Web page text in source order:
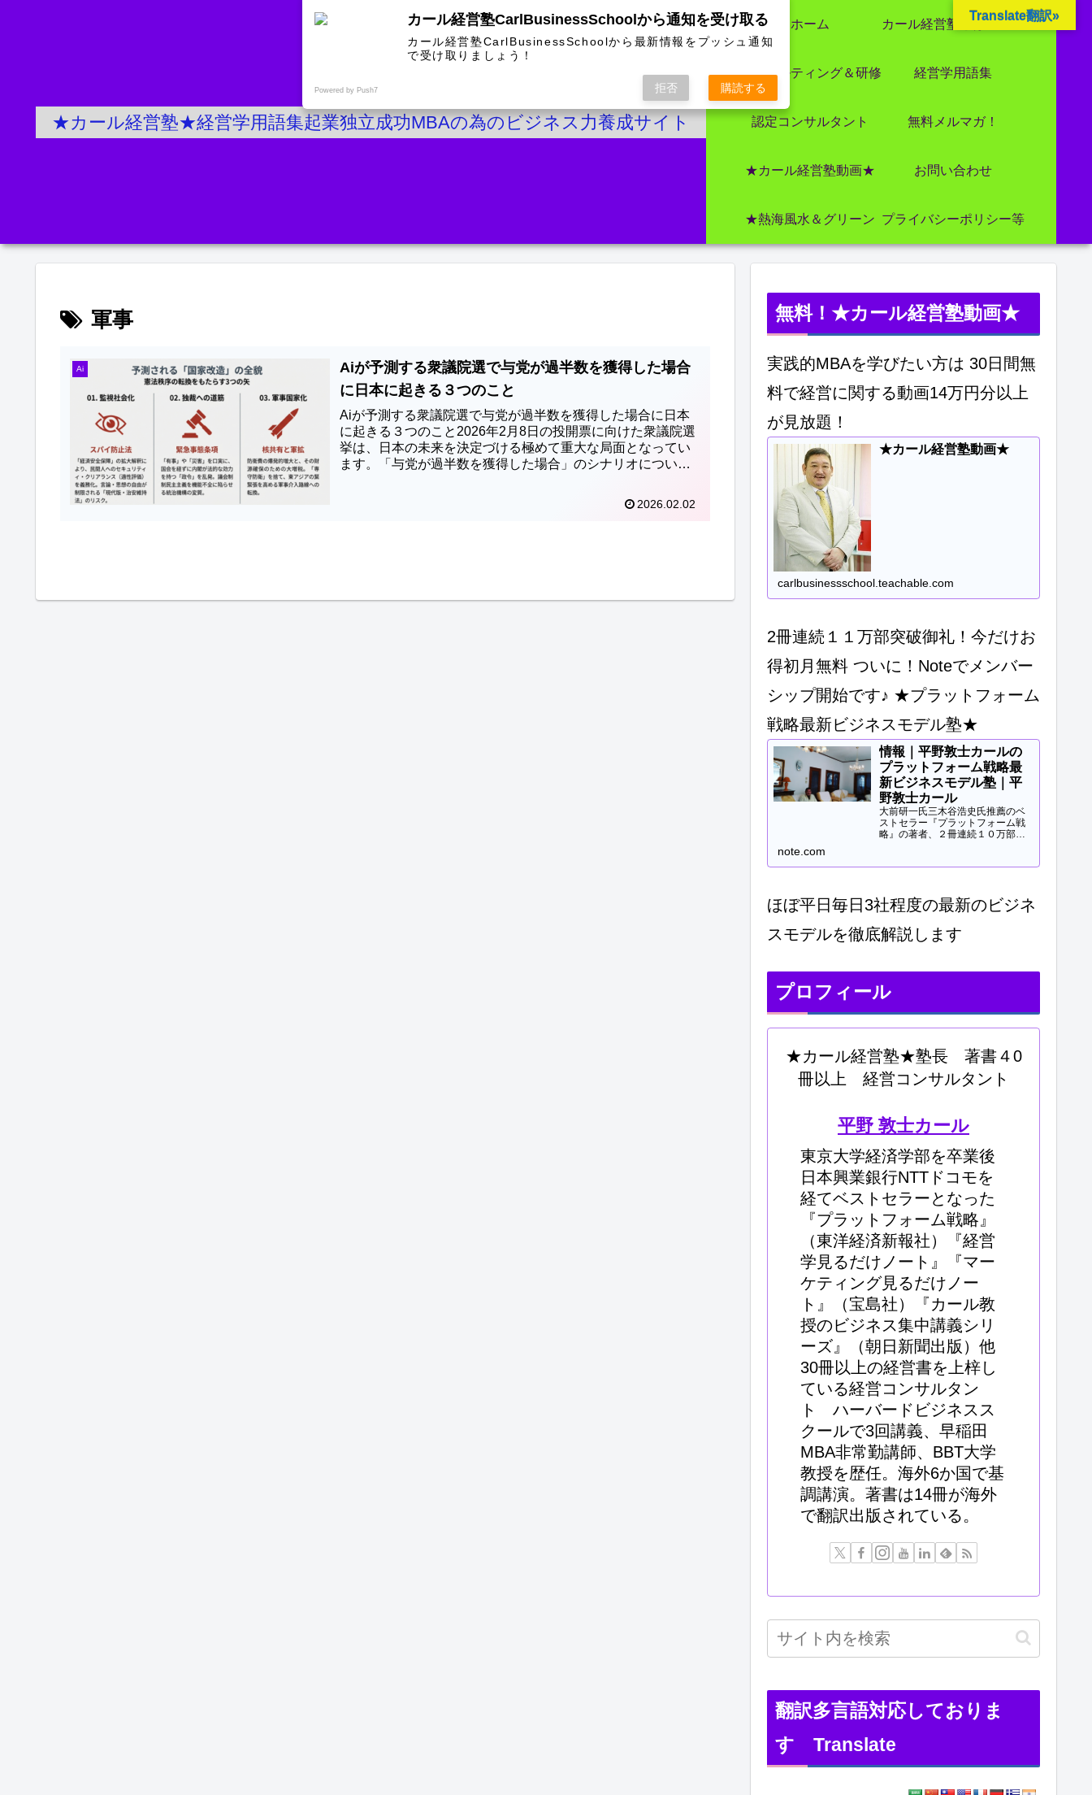
★カール経営塾★経営学用語集起業独立成功MBAの為のビジネス力養成サイト
ホーム カール経営塾とは 大前研一氏にビジネス教育界最強講師陣として選ばれました
コンサルティング＆研修 経営学用語集
認定コンサルタント 無料メルマガ！
★カール経営塾動画★ お問い合わせ
★熱海風水＆グリーン プライバシーポリシー等
軍事
Ai
Aiが予測する衆議院選で与党が過半数を獲得した場合
に日本に起きる３つのこと
Aiが予測する衆議院選で与党が過半数を獲得した場合に日本
に起きる３つのこと2026年2月8日の投開票に向けた衆議院選
挙は、日本の未来を決定づける極めて重大な局面となってい
ます。「与党が過半数を獲得した場合」のシナリオについ
2026.02.02
無料！★カール経営塾動画★
実践的MBAを学びたい方は 30日間無
料で経営に関する動画14万円分以上
が見放題！
★カール経営塾動画★
carlbusinessschool.teachable.com
2冊連続１１万部突破御礼！今だけお
得初月無料 ついに！Noteでメンバー
シップ開始です♪ ★プラットフォーム
戦略最新ビジネスモデル塾★
情報｜平野敦士カールの
プラットフォーム戦略最
新ビジネスモデル塾｜平
野敦士カール
大前研一氏三木谷浩史氏推薦のベ
ストセラー『プラットフォーム戦
略』の著者、２冊連続１０万部突
研修、大学教授、早稲田MBA非常
note.com
ほぼ平日毎日3社程度の最新のビジネ
スモデルを徹底解説します
プロフィール
★カール経営塾★塾長 著書４0
冊以上 経営コンサルタント
平野 敦士カール
東京大学経済学部を卒業後
日本興業銀行NTTドコモを
経てベストセラーとなった
『プラットフォーム戦略』
（東洋経済新報社）『経営
学見るだけノート』『マー
ケティング見るだけノー
ト』（宝島社）『カール教
授のビジネス集中講義シリ
ーズ』（朝日新聞出版）他
30冊以上の経営書を上梓し
ている経営コンサルタン
ト ハーバードビジネスス
クールで3回講義、早稲田
MBA非常勤講師、BBT大学
教授を歴任。海外6か国で基
調講演。著書は14冊が海外
で翻訳出版されている。
翻訳多言語対応しておりま
す Translate
Translate翻訳»
カール経営塾CarlBusinessSchoolから通知を受け取る
カール経営塾CarlBusinessSchoolから最新情報をプッシュ通知
で受け取りましょう！
Powered by Push7 拒否 購読する